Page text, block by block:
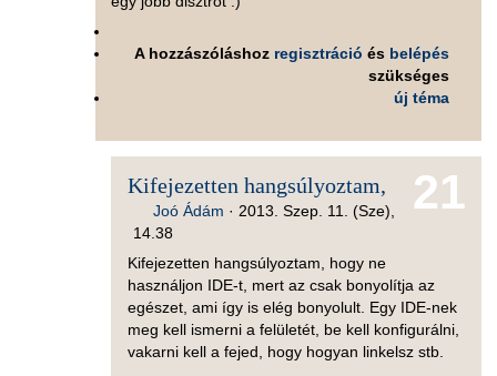
A hozzászóláshoz regisztráció és belépés
szükséges
új téma
21
Kifejezetten hangsúlyoztam,
Joó Ádám · 2013. Szep. 11. (Sze),
14.38
Kifejezetten hangsúlyoztam, hogy ne
használjon IDE-t, mert az csak bonyolítja az
egészet, ami így is elég bonyolult. Egy IDE-nek
meg kell ismerni a felületét, be kell konfigurálni,
vakarni kell a fejed, hogy hogyan linkelsz stb.